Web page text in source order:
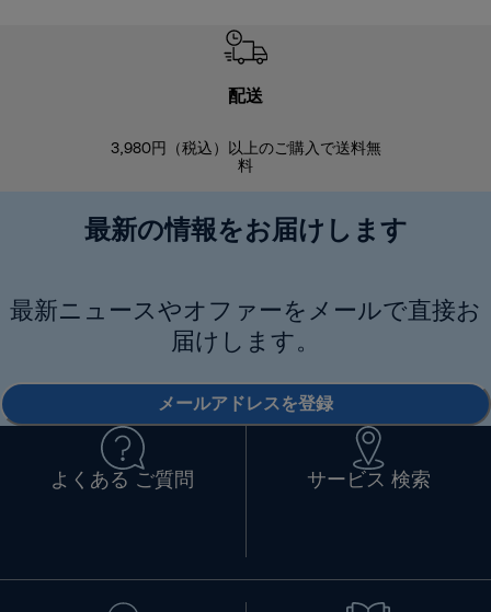
配送
3,980円（税込）以上のご購入で送料無
料
最新の情報をお届けします
最新ニュースやオファーをメールで直接お
届けします。
メールアドレスを登録
よくある ご質問 サービス 検索